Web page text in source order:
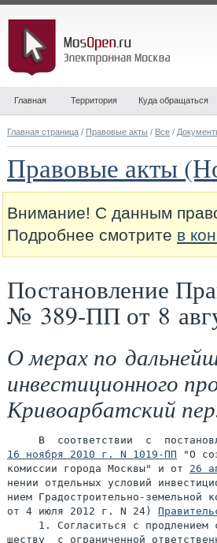
Главная Территория Куда обращаться
Главная страница / Правовые акты / Все /
Правовые акты
Внимание! С данным
Подробнее смотрите в
Постановление
№ 389-ПП от 8
О мерах по
инвестиционного
Кривоарбатский
16 ноября 2010 г. N 1019-ПП "О
комиссии города Москвы" и от 26
нении отдельных условий
нием Градостроительно-земельной
от 4 июля 2012 г. N 24)
1. Согласиться с продлением
ществу  с ограниченной